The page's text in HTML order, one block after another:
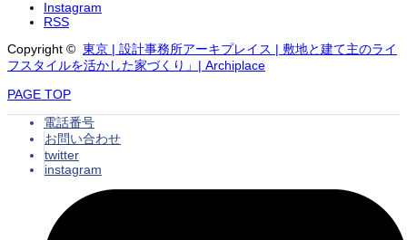
Instagram
RSS
Copyright © 東京 | 設計事務所アーキプレイス | 敷地と建て主のライ
フスタイルを活かした家づくり」| Archiplace
PAGE TOP
電話番号
お問い合わせ
twitter
instagram